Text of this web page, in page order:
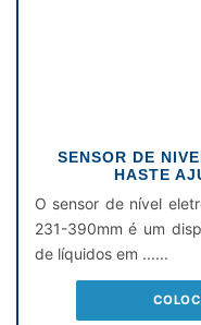
SENSOR DE
HASTE
O sensor de nível
231-390mm é um
de líquidos em ......